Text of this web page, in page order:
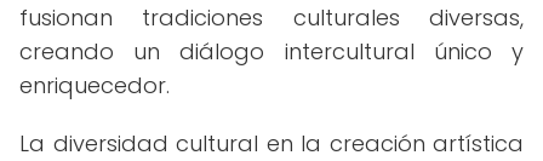
fusionan tradiciones culturales diversas,
creando un diálogo intercultural único y
enriquecedor.
La diversidad cultural en la creación artística